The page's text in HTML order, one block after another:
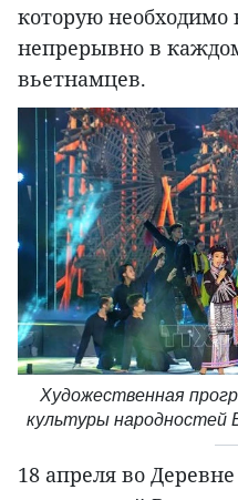
которую необходимо
непрерывно в
вьетнамцев.
Художественная
культуры народностей
18 апреля во